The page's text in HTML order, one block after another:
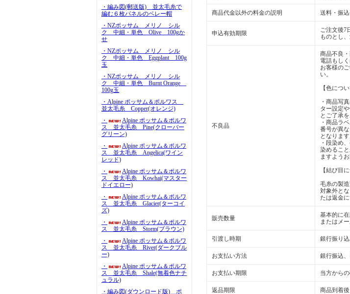
・編み図(郵送版) 並太毛糸で
編む６枚パネルのベレー帽
・NZポッサム メリノ シル
ク 中細・単色 Olive 100gか
せ
・NZポッサム メリノ シル
ク 中細・単色 Eggplant 100g
玉
・NZポッサム メリノ シル
ク 中細・単色 Burnt Orange
100g玉
・Alpine ポッサム＆ポルワス
並太毛糸 Copper(オレンジ)
・
Alpine ポッサム＆ポルワ
ス 並太毛糸 Pine(クローバー
グリーン)
・
Alpine ポッサム＆ポルワ
ス 並太毛糸 Angelica(ワイン
レッド)
・
Alpine ポッサム＆ポルワ
ス 並太毛糸 Kowhai(マスター
ドイエロー)
・
Alpine ポッサム＆ポルワ
ス 並太毛糸 Glacier(ターコイ
ズ)
・
Alpine ポッサム＆ポルワ
ス 並太毛糸 Storm(ブラウン)
・
Alpine ポッサム＆ポルワ
ス 並太毛糸 River(ダークブル
ー)
・
Alpine ポッサム＆ポルワ
ス 並太毛糸 Shale(無着色ナチ
ュラル)
・編み図(ダウンロード版) ポ
商品代金以外の料金の説明 送料・振
申込有効期限
ご注文後7
ものとし
不良品
商品不良
電話もし
お客様の
い。
【色につい
・商品写
ター設定
とご了承
・商品ラ
番号が異
となりま
・段染め
染めるこ
ますよう
【結び目
毛糸の製
対象外と
たは返金
販売数量
基本的に
またはメ
引渡し時期 銀行振り
お支払い方法 銀行振込
お支払い期限 当方から
返品期限 商品到着